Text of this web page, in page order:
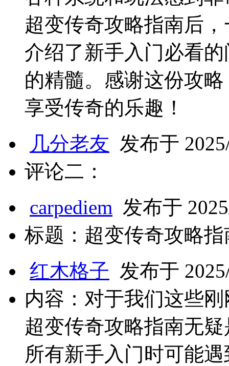
超变传奇攻略指南后
介绍了新手入门必看
的精髓。感谢这份攻
享受传奇的乐趣！
几分老友 发布于
评论二：
carpediem 发布于
标题：超变传奇攻略
红木格子 发布于
内容：对于我们这些
超变传奇攻略指南无
所有新手入门时可能